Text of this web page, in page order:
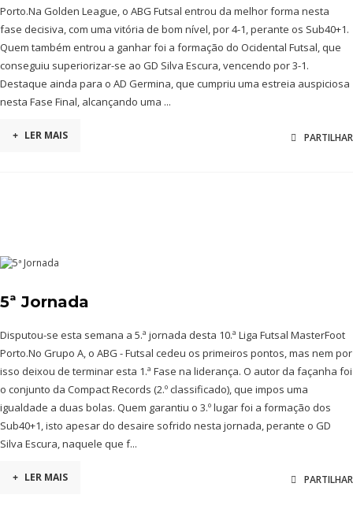
Porto.Na Golden League, o ABG Futsal entrou da melhor forma nesta
fase decisiva, com uma vitória de bom nível, por 4-1, perante os Sub40+1.
Quem também entrou a ganhar foi a formação do Ocidental Futsal, que
conseguiu superiorizar-se ao GD Silva Escura, vencendo por 3-1.
Destaque ainda para o AD Germina, que cumpriu uma estreia auspiciosa
nesta Fase Final, alcançando uma ...
+ LER MAIS PARTILHAR
5ª Jornada
Disputou-se esta semana a 5.ª jornada desta 10.ª Liga Futsal MasterFoot
Porto.No Grupo A, o ABG - Futsal cedeu os primeiros pontos, mas nem por
isso deixou de terminar esta 1.ª Fase na liderança. O autor da façanha foi
o conjunto da Compact Records (2.º classificado), que impos uma
igualdade a duas bolas. Quem garantiu o 3.º lugar foi a formação dos
Sub40+1, isto apesar do desaire sofrido nesta jornada, perante o GD
Silva Escura, naquele que f...
+ LER MAIS PARTILHAR